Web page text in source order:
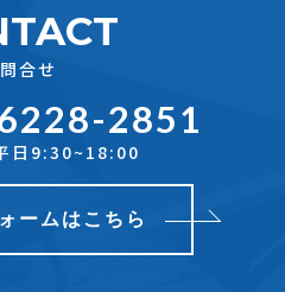
合せ
2851
日9:30~18:00
ームはこちら